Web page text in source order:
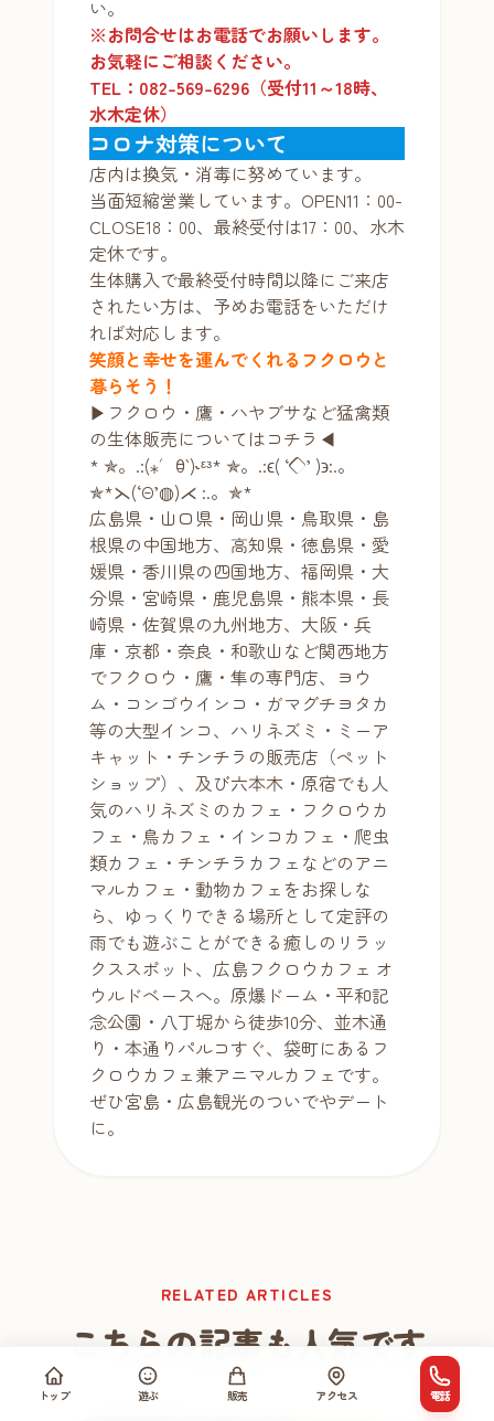
い。
※お問合せはお電話でお願いします。
お気軽にご相談ください。
TEL：082-569-6296（受付11～18時、
水木定休）
コロナ対策について
店内は換気・消毒に努めています。
当面短縮営業しています。OPEN11：00-
CLOSE18：00、最終受付は17：00、水木
定休です。
生体購入で最終受付時間以降にご来店
されたい方は、予めお電話をいただけ
れば対応します。
笑顔と幸せを運んでくれるフクロウと
暮らそう！
▶フクロウ・鷹・ハヤブサなど猛禽類
の生体販売についてはコチラ◀
* ✯。.:(⁎′ꃪ‵)˞ᵋᵌ* ✯。.:ϵ( ‘◇’ )϶:.。
✯*⋋(‘Θ’◍)⋌ :.。✯*
広島県・山口県・岡山県・鳥取県・島
根県の中国地方、高知県・徳島県・愛
媛県・香川県の四国地方、福岡県・大
分県・宮崎県・鹿児島県・熊本県・長
崎県・佐賀県の九州地方、大阪・兵
庫・京都・奈良・和歌山など関西地方
でフクロウ・鷹・隼の専門店、ヨウ
ム・コンゴウインコ・ガマグチヨタカ
等の大型インコ、ハリネズミ・ミーア
キャット・チンチラの販売店（ペット
ショップ）、及び六本木・原宿でも人
気のハリネズミのカフェ・フクロウカ
フェ・鳥カフェ・インコカフェ・爬虫
類カフェ・チンチラカフェなどのアニ
マルカフェ・動物カフェをお探しな
ら、ゆっくりできる場所として定評の
雨でも遊ぶことができる癒しのリラッ
クススポット、広島フクロウカフェ オ
ウルドベースへ。原爆ドーム・平和記
念公園・八丁堀から徒歩10分、並木通
り・本通りパルコすぐ、袋町にあるフ
クロウカフェ兼アニマルカフェです。
ぜひ宮島・広島観光のついでやデート
に。
RELATED ARTICLES
こちらの記事も人気です
トップ 遊ぶ 販売 アクセス 電話